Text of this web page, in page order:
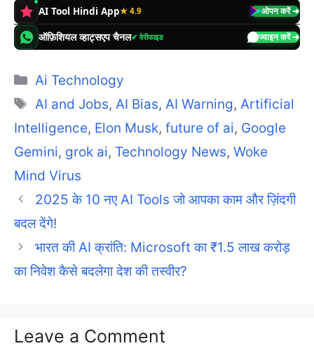
AI Tool Hindi App★ 4.9 ओपन करें ➔
ऑफ़िशियल व्हाट्सएप चैनल✔ वेरीफाइड ज्वाइन करें ➔
Categories
Ai Technology
Tags
AI and Jobs, AI Bias, AI Warning, Artificial
Intelligence, Elon Musk, future of ai, Google
Gemini, grok ai, Technology News, Woke
Mind Virus
2025 के 10 नए AI Tools जो आपका काम और ज़िंदगी
बदल देंगे!
भारत की AI क्रांति: Microsoft का ₹1.5 लाख करोड़
का निवेश कैसे बदलेगा देश की तस्वीर?
Leave a Comment